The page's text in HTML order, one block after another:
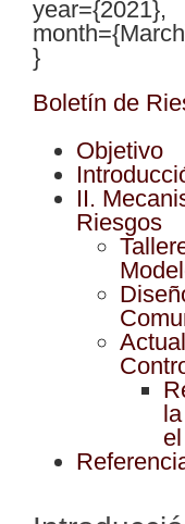
year={2021},
}
Boletín de
Objetivo
II.
Riesgos